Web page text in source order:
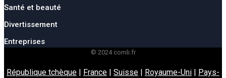
Santé et beauté
Divertissement
Entreprises
© 2024 comli.fr
République tchèque | France | Suisse | Royaume-Uni | Pays-